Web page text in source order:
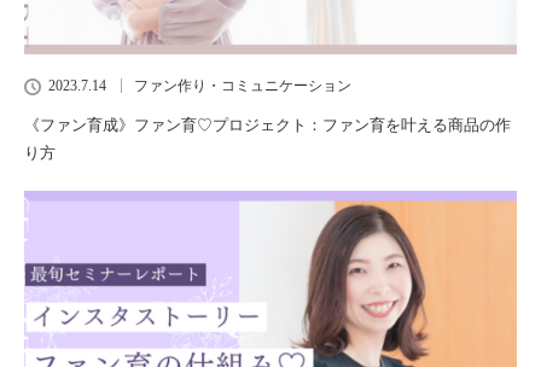
2023.7.14 ファン作り・コミュニケーション
《ファン育成》ファン育♡プロジェクト：ファン育を叶える商品の作
り方